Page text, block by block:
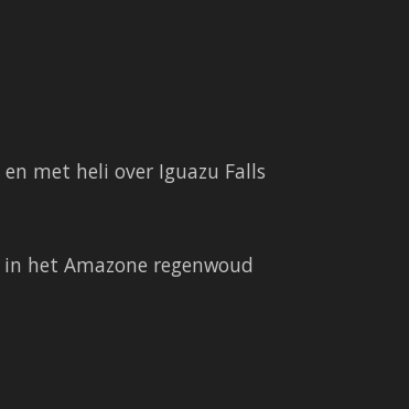
met heli over Iguazu Falls
het Amazone regenwoud